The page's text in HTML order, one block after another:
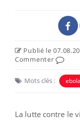
Publié le
Commenter
Mots clés : ebola
La lutte contre le